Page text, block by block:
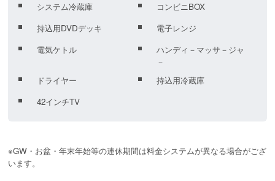
システム冷蔵庫
コンビニBOX
持込用DVDデッキ
電子レンジ
電気ケトル
ハンディ－マッサ－ジャ
－
ドライヤー
持込用冷蔵庫
42インチTV
※GW・お盆・年末年始等の連休期間は料金システムが異なる場合がござ
います。